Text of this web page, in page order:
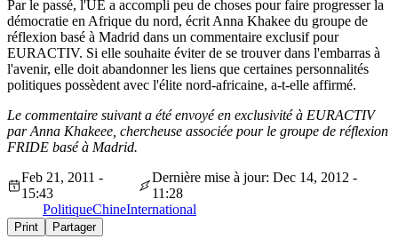
Par le passé, l'UE a accompli peu de choses pour faire progresser la
démocratie en Afrique du nord, écrit Anna Khakee du groupe de
réflexion basé à Madrid dans un commentaire exclusif pour
EURACTIV. Si elle souhaite éviter de se trouver dans l'embarras à
l'avenir, elle doit abandonner les liens que certaines personnalités
politiques possèdent avec l'élite nord-africaine, a-t-elle affirmé.
Le commentaire suivant a été envoyé en exclusivité à EURACTIV
par Anna Khakeee, chercheuse associée pour le groupe de réflexion
FRIDE basé à Madrid.
Feb 21, 2011 -
15:43
Dernière mise à jour: Dec 14, 2012 -
11:28
PolitiqueChineInternational
Print Partager